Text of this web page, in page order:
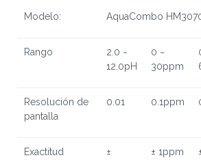
Modelo: AquaCombo
Rango
2.0 ~
12.0pH
0 ~
30ppm
Resolución de
pantalla
0.01 0.1ppm
Exactitud
±
± 1ppm